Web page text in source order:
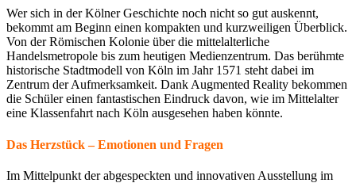
Wer sich in der Kölner Geschichte noch nicht so gut auskennt,
bekommt am Beginn einen kompakten und kurzweiligen Überblick.
Von der Römischen Kolonie über die mittelalterliche
Handelsmetropole bis zum heutigen Medienzentrum. Das berühmte
historische Stadtmodell von Köln im Jahr 1571 steht dabei im
Zentrum der Aufmerksamkeit. Dank Augmented Reality bekommen
die Schüler einen fantastischen Eindruck davon, wie im Mittelalter
eine Klassenfahrt nach Köln ausgesehen haben könnte.
Das Herzstück – Emotionen und Fragen
Im Mittelpunkt der abgespeckten und innovativen Ausstellung im